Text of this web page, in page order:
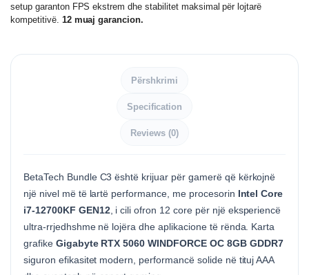
setup garanton FPS ekstrem dhe stabilitet maksimal për lojtarë
kompetitivë. 12 muaj garancion.
Përshkrimi
Specification
Reviews (0)
BetaTech Bundle C3 është krijuar për gamerë që kërkojnë
një nivel më të lartë performance, me procesorin Intel Core
i7-12700KF GEN12, i cili ofron 12 core për një eksperiencë
ultra-rrjedhshme në lojëra dhe aplikacione të rënda. Karta
grafike Gigabyte RTX 5060 WINDFORCE OC 8GB GDDR7
siguron efikasitet modern, performancë solide në tituj AAA